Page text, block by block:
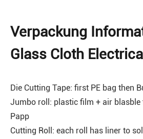
Verpackung
Glass Cloth
Die Cutting Tape: first PE bag then
Jumbo roll: plastic film + air blasble
Papp
Cutting Roll: each roll has liner to